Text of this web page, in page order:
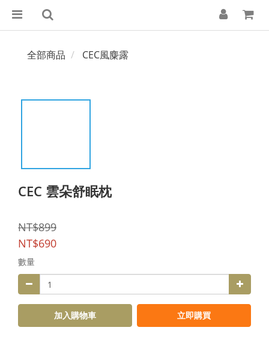
全部商品 CEC風麋露
CEC 雲朵舒眠枕
NT$899
NT$690
數量
加入購物車 立即購買